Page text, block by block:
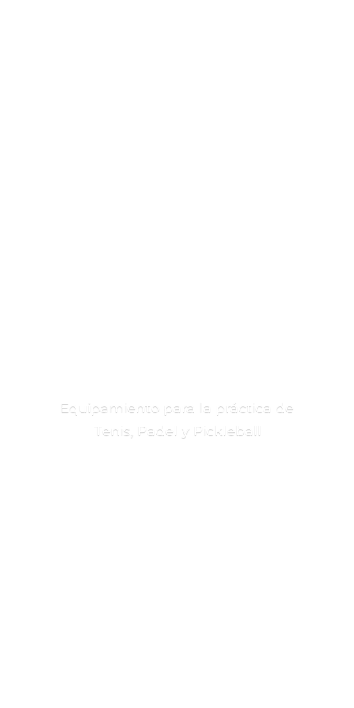
Equipamiento para la práctica de
Tenis, Padel
y Pickleball